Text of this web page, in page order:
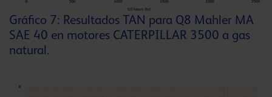
Gráfico 7: Resultados TAN para Q8 Mahler MA
SAE 40 en motores CATERPILLAR 3500 a gas
natural.